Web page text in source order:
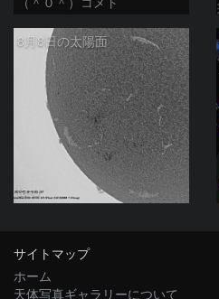
8月8日の太陽面
ta-o
サイトマップ
ホーム
天体写真ギャラリーについて